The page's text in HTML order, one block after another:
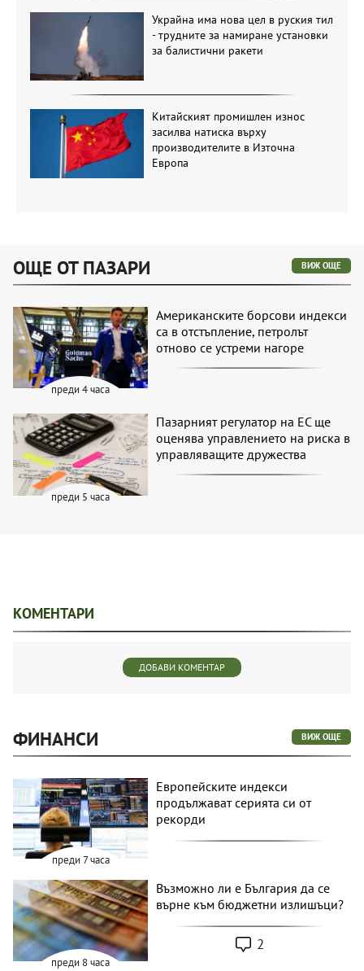
Украйна има нова цел в руския тил
- трудните за намиране установки
за балистични ракети
Китайският промишлен износ
засилва натиска върху
производителите в Източна
Европа
ОЩЕ ОТ ПАЗАРИ ВИЖ ОЩЕ
преди 4 часа
Американските борсови индекси
са в отстъпление, петролът
отново се устреми нагоре
преди 5 часа
Пазарният регулатор на ЕС ще
оценява управлението на риска в
управляващите дружества
КОМЕНТАРИ
ДОБАВИ КОМЕНТАР
ФИНАНСИ ВИЖ ОЩЕ
преди 7 часа
Европейските индекси
продължават серията си от
рекорди
преди 8 часа
Възможно ли е България да се
върне към бюджетни излишъци?
2